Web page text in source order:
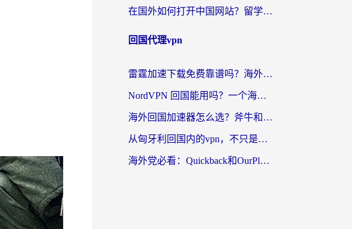
在国外如何打开中国网站？留学生与海外华人的无缝访问指南
回国代理vpn
雷霆加速下载免费靠谱吗？海外党选回国加速器的避坑指南（附热门工具对比）
NordVPN 回国能用吗？一个海外用户必须面对的真实困境
海外回国加速器怎么选？斧牛和海龟哪个好？一篇帮你避开坑的实用指南
从匈牙利回国内的vpn，不只是为了刷剧那么简单
海外党必看：Quickback和OurPlay好用吗？3分钟选对回国加速器，无缝刷剧玩游戏